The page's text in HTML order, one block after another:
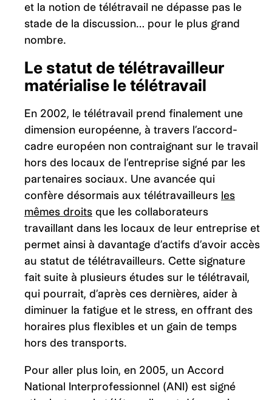
et la notion de télétravail ne dépasse pas le
stade de la discussion… pour le plus grand
nombre.
Le statut detélétravailleur
matérialise le télétravail
En 2002, le télétravail prend finalement une
dimension européenne, à travers l’accord-
cadre européen non contraignant sur le travail
hors des locaux de l’entreprise signé par les
partenaires sociaux. Une avancée qui
confère désormais aux télétravailleurs les
mêmes droits que les collaborateurs
travaillant dans les locaux de leur entreprise et
permet ainsi à davantage d’actifs d’avoir accès
au statut de télétravailleurs. Cette signature
fait suite à plusieurs études sur le télétravail,
qui pourrait, d’après ces dernières, aider à
diminuer la fatigue et le stress, en offrant des
horaires plus flexibles et un gain de temps
hors des transports.
Pour aller plus loin, en 2005, un Accord
National Interprofessionnel (ANI) est signé